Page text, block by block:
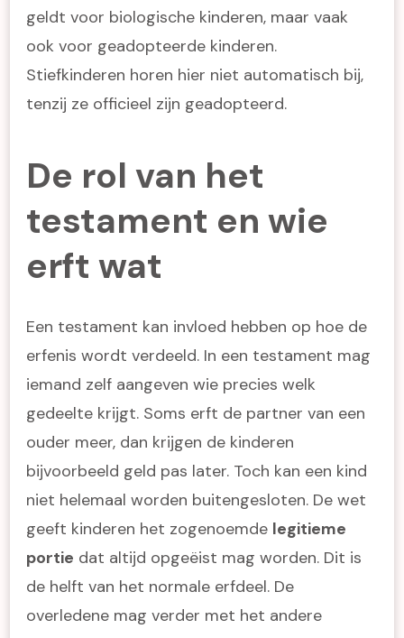
geldt voor biologische kinderen, maar vaak
ook voor geadopteerde kinderen.
Stiefkinderen horen hier niet automatisch bij,
tenzij ze officieel zijn geadopteerd.
De rol van het
testament en wie
erft wat
Een testament kan invloed hebben op hoe de
erfenis wordt verdeeld. In een testament mag
iemand zelf aangeven wie precies welk
gedeelte krijgt. Soms erft de partner van een
ouder meer, dan krijgen de kinderen
bijvoorbeeld geld pas later. Toch kan een kind
niet helemaal worden buitengesloten. De wet
geeft kinderen het zogenoemde legitieme
portie dat altijd opgeëist mag worden. Dit is
de helft van het normale erfdeel. De
overledene mag verder met het andere